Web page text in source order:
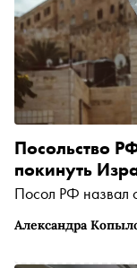
Александра
Посольство
покинуть
Посол РФ назвал